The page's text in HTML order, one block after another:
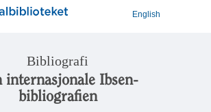
English
Bibliografi
internasjonale Ibsen-
bibliografien